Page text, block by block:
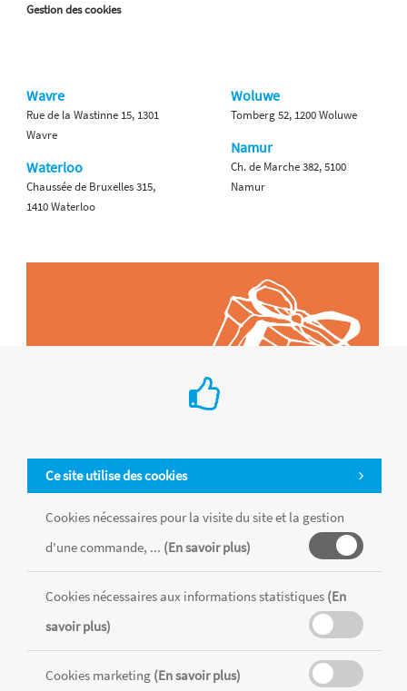
Ce site utilise des cookies
Cookies nécessaires pour la visite du site et la gestion
d'une commande, ... (En savoir plus)
Cookies nécessaires aux informations statistiques (En
savoir plus)
Cookies marketing (En savoir plus)
Gestion des cookies
Wavre
Rue de la Wastinne 15, 1301
Wavre
Waterloo
Chaussée de Bruxelles 315,
1410 Waterloo
Woluwe
Tomberg 52, 1200 Woluwe
Namur
Ch. de Marche 382, 5100
Namur
Tous les produits sont vendus dans la limite des stocks disponibles de
RÉALISÉ AVEC MERCATOR